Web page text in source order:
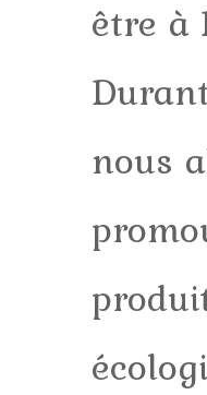
être à
nous